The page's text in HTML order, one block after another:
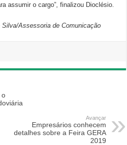
assumir o cargo”, finalizou Dioclésio.
Assessoria de Comunicação
o
Avançar
Empresários conhecem
detalhes sobre a Feira GERA
2019